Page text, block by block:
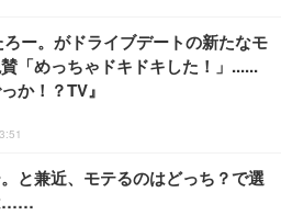
パソコンチェア (ブラック)
スチェア デスクチェア 疲れない テレ
強化バックレスト 30度ロッキング機
子 腰サポート 90度跳ね上げ式アーム
ドレスト ハンガー付き 高反発クッシ
パソコンチェア (ホワイト)
ィスチェア デスクチェア 肘なし メ
】Dell E2724HS 27インチ 液晶モニタ
）VA 非光沢 HDMI/DisplayP
カー内蔵 高さ調整 スイベル VESA対
ビジネス向け
280Hz/FHD】GRAPHT THE S
スマートベーシック) 【Amazon.co.jp
Basic アイリスオーヤマ ペットシーツ
ワイド 100枚入 (x 1) (ケース販売)
ー。がドライブデートの新たなモ
「めっちゃドキドキした！」......
か！？TV』
と兼近、モテるのはどっち？で選
……